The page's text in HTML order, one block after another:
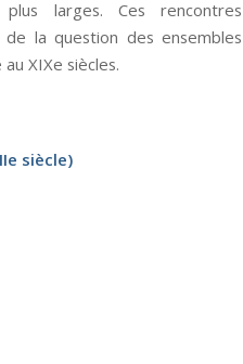
larges. Ces rencontres
la question des ensembles
XIXe siècles.
siècle)